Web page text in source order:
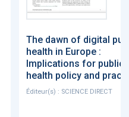
The dawn of digital
health in Europe :
Implications for public
health policy and
Éditeur(s) : SCIENCE DIRECT